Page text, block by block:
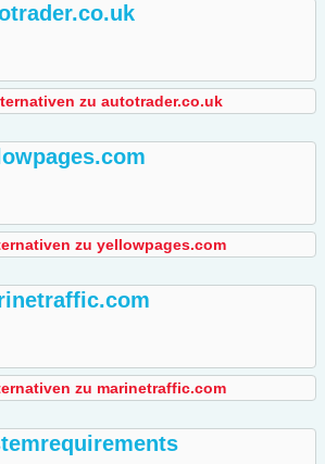
zu autotrader.co.uk
zu yellowpages.com
zu marinetraffic.com